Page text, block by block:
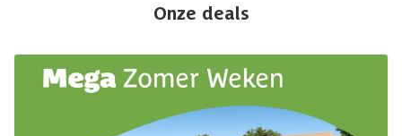
Onze deals